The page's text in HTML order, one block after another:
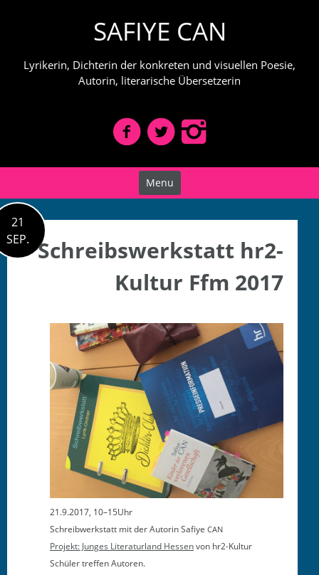
SAFIYE CAN
Lyrikerin, Dichterin der konkreten und visuellen Poesie,
Autorin, literarische Übersetzerin
Menu
21
SEP. Schreibswerkstatt hr2-
Kultur Ffm 2017
21.9.2017, 10–15Uhr
Schreib­w­erk­statt mit der Autorin Safiye CAN
Pro­jekt: Junges Lit­er­atur­land Hes­senvon hr2-Kultur
Schüler tre­f­fen Autoren.